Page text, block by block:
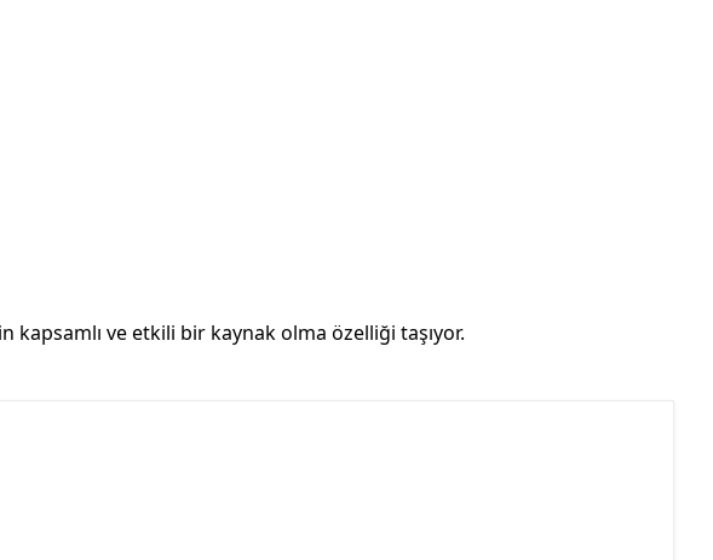
kapsamlı ve etkili bir kaynak olma özelliği taşıyor.